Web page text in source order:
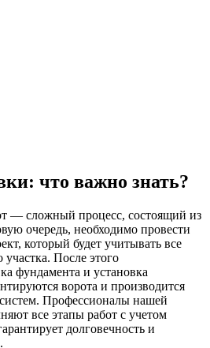
что важно знать?
— сложный процесс, состоящий из
очередь, необходимо провести
который будет учитывать все
участка. После этого
фундамента и установка
ворота и производится
Профессионалы нашей
все этапы работ с учетом
долговечность и